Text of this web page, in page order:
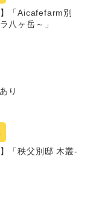
「Aicafefarm別
八ヶ岳～」
り
「秩父別邸 木叢-